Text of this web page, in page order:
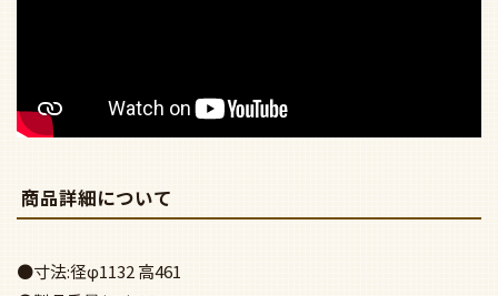
商品詳細について
●寸法:径φ1132 高461